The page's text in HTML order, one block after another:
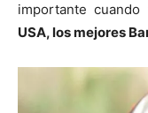
importante
USA, los mejores